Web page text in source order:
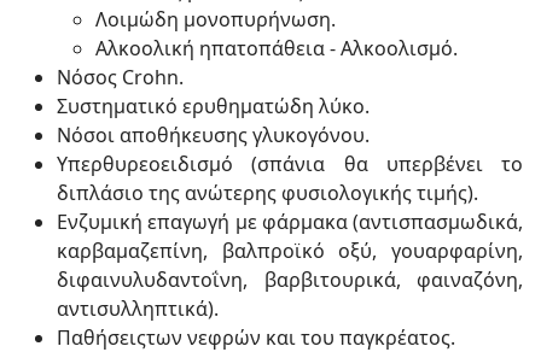
Λοιμώδη μονοπυρήνωση.
Αλκοολική ηπατοπάθεια - Αλκοολισμό.
Νόσος Crohn.
Συστηματικό ερυθηματώδη λύκο.
Νόσοι αποθήκευσης γλυκογόνου.
Υπερθυρεοειδισμό (σπάνια θα υπερβένει το
διπλάσιο της ανώτερης φυσιολογικής τιμής).
Ενζυμική επαγωγή με φάρμακα (αντισπασμωδικά,
καρβαμαζεπίνη, βαλπροϊκό οξύ, γουαρφαρίνη,
διφαινυλυδαντοΐνη, βαρβιτουρικά, φαιναζόνη,
αντισυλληπτικά).
Παθήσειςτων νεφρών και του παγκρέατος.